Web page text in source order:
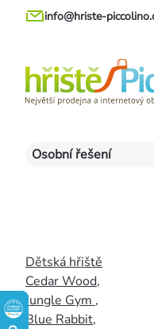
Přejít
info@hriste-
Osobní řešení
Dětská hřiště
Cedar Wood,
Jungle Gym ,
Blue Rabbit,